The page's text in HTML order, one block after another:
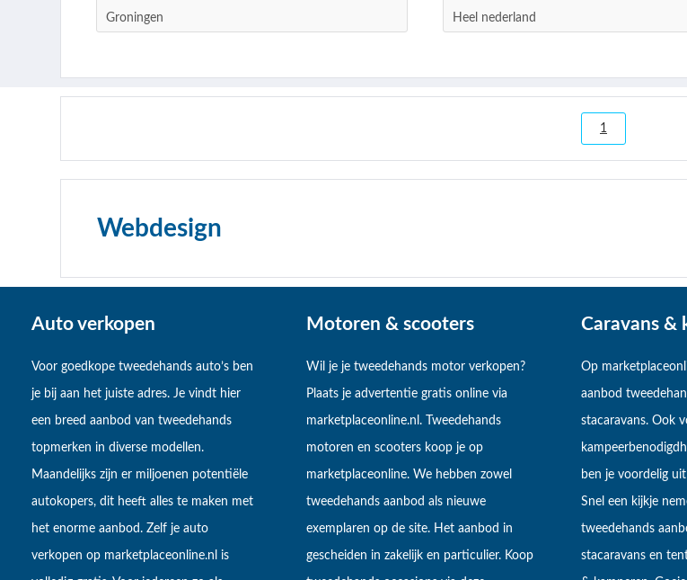
Groningen Heel nederland
1
Webdesign
Auto verkopen
Voor goedkope tweedehands auto’s ben
je bij aan het juiste adres. Je vindt hier
een breed aanbod van tweedehands
topmerken in diverse modellen.
Maandelijks zijn er miljoenen potentiële
autokopers, dit heeft alles te maken met
het enorme aanbod. Zelf je auto
verkopen op marketplaceonline.nl is
Motoren & scooters
Wil je je tweedehands motor verkopen?
Plaats je advertentie gratis online via
marketplaceonline.nl. Tweedehands
motoren en scooters koop je op
marketplaceonline. We hebben zowel
tweedehands aanbod als nieuwe
exemplaren op de site. Het aanbod in
gescheiden in zakelijk en particulier. Koop
Caravans &
Op
aanbod
stacaravans. Ook
ben je voordelig
Snel een kijkje
tweedehands
stacaravans en